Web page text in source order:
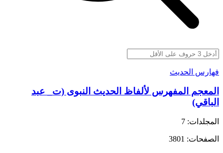
فهارس الحديث
المعجم المفهرس لألفاظ الحديث النبوى (ت_ عبد
الباقي)
المجلدات: 7
الصفحات: 3801